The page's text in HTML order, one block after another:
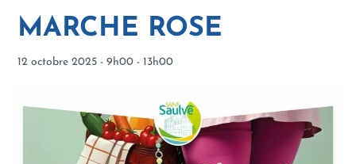
MARCHE ROSE
12 octobre 2025 - 9h00 -13h00